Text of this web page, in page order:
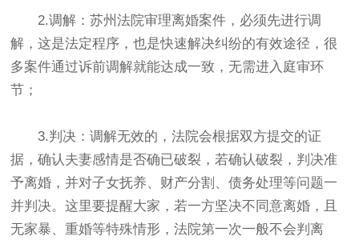
2.调解：苏州法院审理离婚案件，必须先进行调
解，这是法定程序，也是快速解决纠纷的有效途径，很
多案件通过诉前调解就能达成一致，无需进入庭审环
节；
3.判决：调解无效的，法院会根据双方提交的证
据，确认夫妻感情是否确已破裂，若确认破裂，判决准
予离婚，并对子女抚养、财产分割、债务处理等问题一
并判决。这里要提醒大家，若一方坚决不同意离婚，且
无家暴、重婚等特殊情形，法院第一次一般不会判离